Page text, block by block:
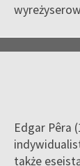
Edgar Pêra
także